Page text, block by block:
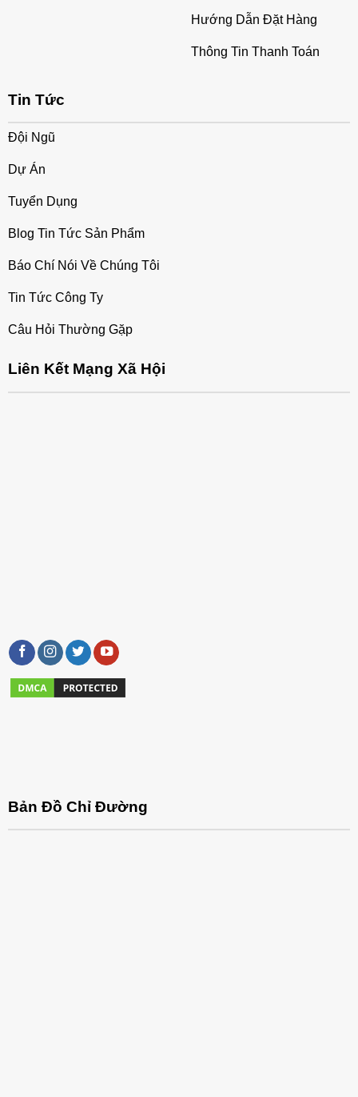
Hướng Dẫn Đặt Hàng
Thông Tin Thanh Toán
Tin Tức
Đội Ngũ
Dự Án
Tuyển Dụng
Blog Tin Tức Sản Phẩm
Báo Chí Nói Về Chúng Tôi
Tin Tức Công Ty
Câu Hỏi Thường Gặp
Liên Kết Mạng Xã Hội
Bản Đồ Chỉ Đường